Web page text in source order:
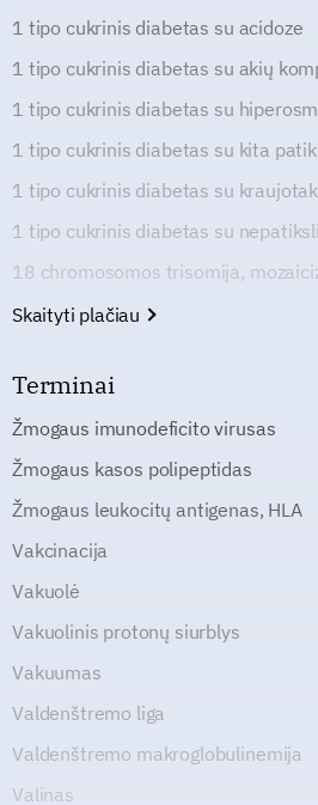
1 tipo cukrinis diabetas su acidoze
1 tipo cukrinis diabetas su akių
1 tipo cukrinis diabetas su
1 tipo cukrinis diabetas su kita
1 tipo cukrinis diabetas su
1 tipo cukrinis diabetas su
18 chromosomos trisomija,
Skaityti plačiau
Terminai
Žmogaus imunodeficito virusas
Žmogaus kasos polipeptidas
Žmogaus leukocitų antigenas, HLA
Vakcinacija
Vakuolė
Vakuolinis protonų siurblys
Vakuumas
Valdenštremo liga
Valdenštremo makroglobulinemija
Valinas